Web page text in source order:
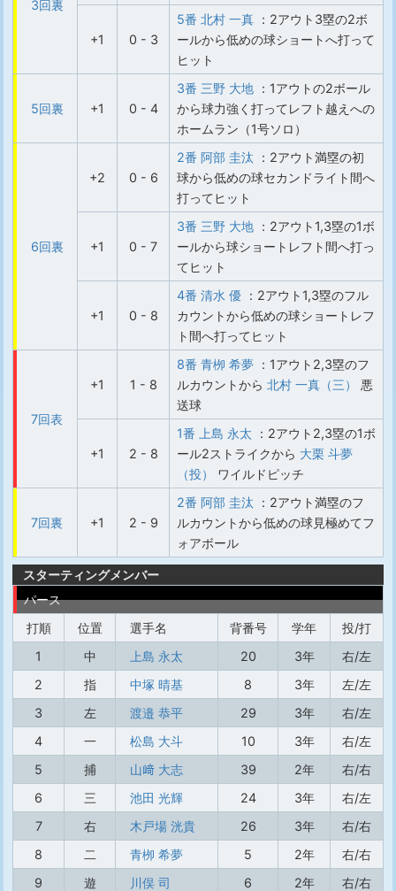
3回裏
+1 0 - 3
5番 北村 一真 ：2アウト3塁の2ボ
ールから低めの球ショートへ打って
ヒット
5回裏 +1 0 - 4
3番 三野 大地 ：1アウトの2ボール
から球力強く打ってレフト越えへの
ホームラン（1号ソロ）
6回裏
+2 0 - 6
2番 阿部 圭汰 ：2アウト満塁の初
球から低めの球セカンドライト間へ
打ってヒット
+1 0 - 7
3番 三野 大地 ：2アウト1,3塁の1ボ
ールから球ショートレフト間へ打っ
てヒット
+1 0 - 8
4番 清水 優 ：2アウト1,3塁のフル
カウントから低めの球ショートレフ
ト間へ打ってヒット
7回表
+1 1 - 8
8番 青栁 希夢 ：1アウト2,3塁のフ
ルカウントから 北村 一真（三）
悪
送球
+1 2 - 8
1番 上島 永太 ：2アウト2,3塁の1ボ
ール2ストライクから 大栗 斗夢
（投）
ワイルドピッチ
7回裏 +1 2 - 9
2番 阿部 圭汰 ：2アウト満塁のフ
ルカウントから低めの球見極めてフ
ォアボール
スターティングメンバー
パース
打順
位置 選手名 背番号 学年
投/打
1
中 上島 永太 20 3年
右/左
2
指 中塚 晴基 8 3年
左/左
3
左 渡邉 恭平 29 3年
右/左
4
一 松島 大斗 10 3年
右/左
5
捕 山﨑 大志 39 2年
右/右
6
三 池田 光輝 24 3年
右/左
7
右 木戸場 洸貴 26 3年
右/右
8
二 青栁 希夢 5 2年
右/右
9
遊 川俣 司 6 2年
右/右